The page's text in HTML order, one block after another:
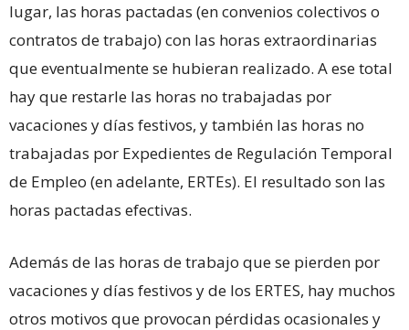
lugar, las horas pactadas (en convenios colectivos o
contratos de trabajo) con las horas extraordinarias
que eventualmente se hubieran realizado. A ese total
hay que restarle las horas no trabajadas por
vacaciones y días festivos, y también las horas no
trabajadas por Expedientes de Regulación Temporal
de Empleo (en adelante, ERTEs). El resultado son las
horas pactadas efectivas.
Además de las horas de trabajo que se pierden por
vacaciones y días festivos y de los ERTES, hay muchos
otros motivos que provocan pérdidas ocasionales y